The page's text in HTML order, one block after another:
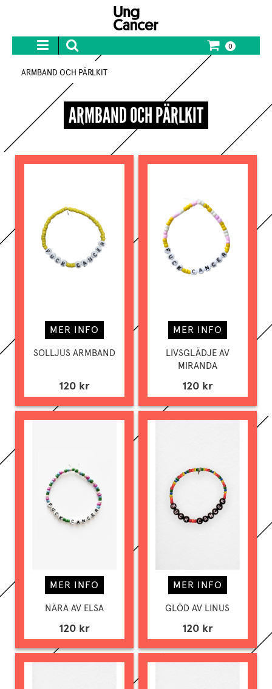
0
ARMBAND OCH PÄRLKIT
ARMBAND OCH PÄRLKIT
MER INFO
SOLLJUS ARMBAND
120 kr
MER INFO
LIVSGLÄDJE AV
MIRANDA
120 kr
MER INFO
NÄRA AV ELSA
120 kr
MER INFO
GLÖD AV LINUS
120 kr